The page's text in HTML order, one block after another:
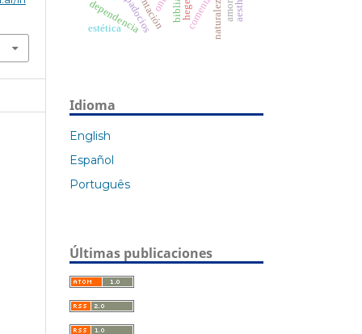
bibliahegel
dependencia
estética naturaleza
Idioma
English
Español
Português
Últimas publicaciones